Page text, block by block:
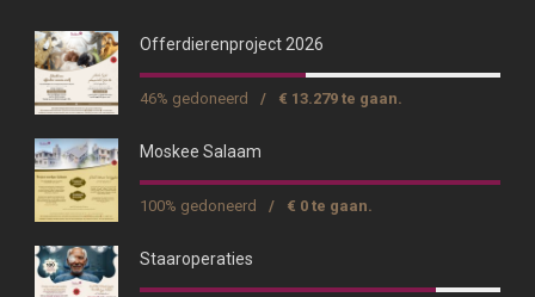
Offerdierenproject 2026
46% gedoneerd / € 13.279 te gaan.
Moskee Salaam
100% gedoneerd / € 0 te gaan.
Staaroperaties